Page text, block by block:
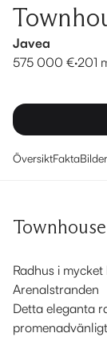
Javea
575 000 €·201
ÖversiktFaktaBilder
Radhus i
Arenalstranden
Detta eleganta